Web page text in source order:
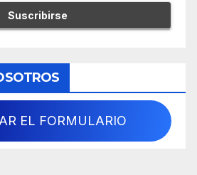
EL FORMULARIO